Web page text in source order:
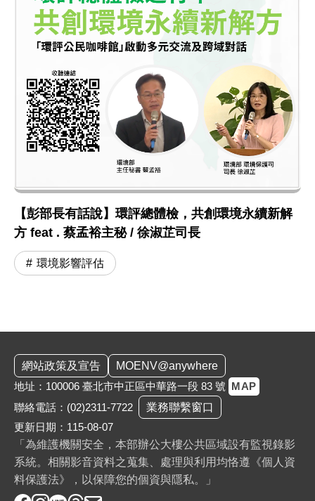
【彭部長有話說】環評總體檢，共創環境永續新解
方 feat . 蔡孟裕主秘 / 徐淑芷司長
環境影響評估
網站政策及宣告
MOENV@anywhere
地址：100006 臺北市中正區中華路一段 83 號 MAP
聯絡電話： (02)2311-7722
業務聯繫窗口
更新日期：115-08-07
「為維護機關安全，本部辦公大樓公共區域設有監視錄影
系統。相關影音資料之蒐集、處理與利用均恪遵《個人資
料保護法》，以保障您的個資與隱私。」